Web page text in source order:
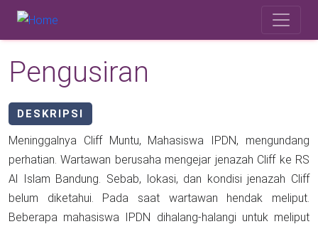
Skip to main content
Pengusiran
DESKRIPSI
Meninggalnya Cliff Muntu, Mahasiswa IPDN, mengundang
perhatian. Wartawan berusaha mengejar jenazah Cliff ke RS
Al Islam Bandung. Sebab, lokasi, dan kondisi jenazah Cliff
belum diketahui. Pada saat wartawan hendak meliput.
Beberapa mahasiswa IPDN dihalang-halangi untuk meliput